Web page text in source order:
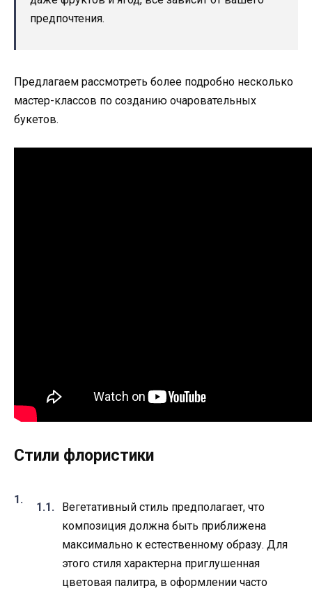
предпочтения.
Предлагаем рассмотреть более подробно несколько
мастер-классов по созданию очаровательных
букетов.
Стили флористики​
Вегетативный стиль предполагает, что
композиция должна быть приближена
максимально к естественному образу. Для
этого стиля характерна приглушенная
цветовая палитра, в оформлении часто